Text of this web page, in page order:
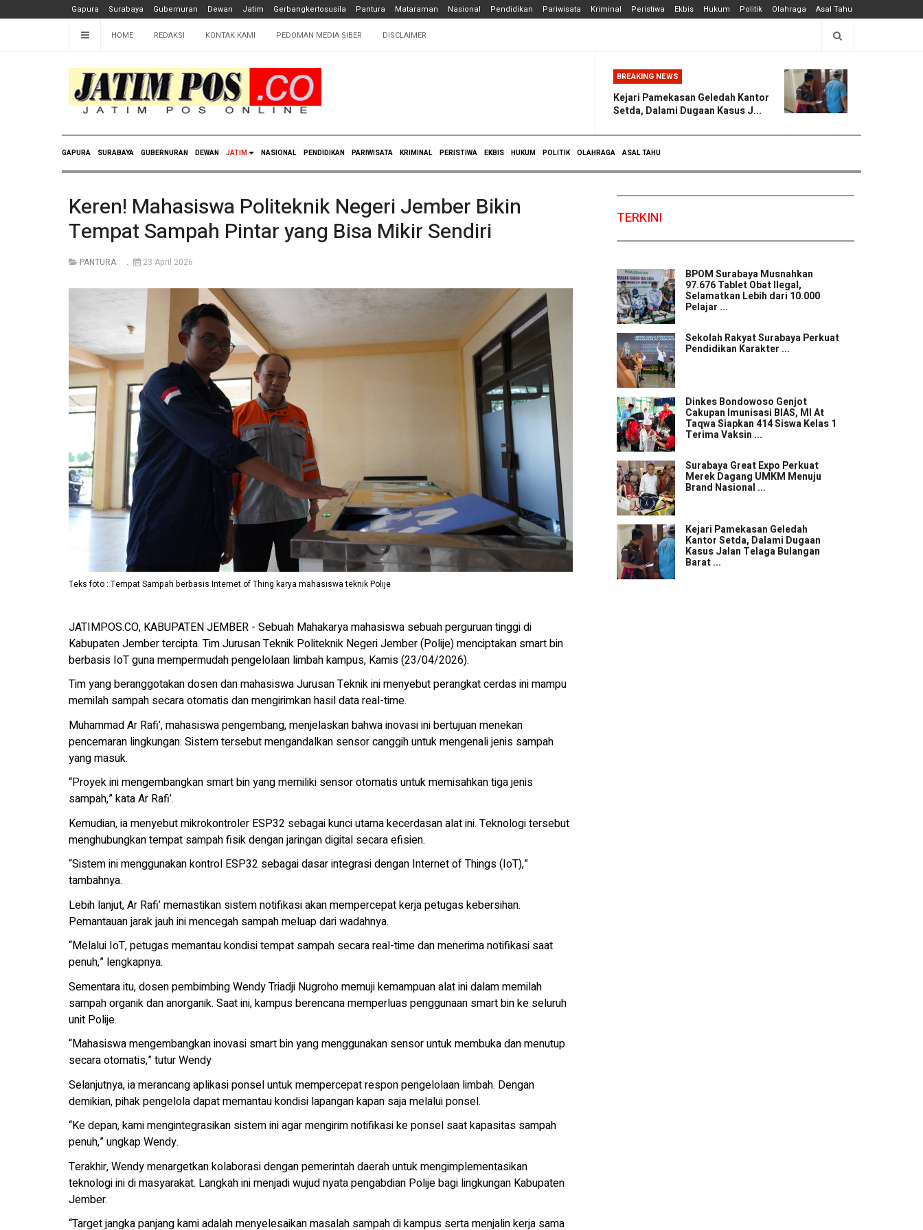
Gapura Surabaya Gubernuran Dewan Jatim Gerbangkertosusila Pantura Mataraman Nasional Pendidikan Pariwisata Kriminal Peristiwa Ekbis Hukum Politik Olahraga Asal Tahu
HOME REDAKSI KONTAK KAMI PEDOMAN MEDIA SIBER DISCLAIMER
BREAKING NEWS
Kejari Pamekasan Geledah Kantor
Setda, Dalami Dugaan Kasus J...
GAPURA SURABAYA GUBERNURAN DEWAN JATIM NASIONAL PENDIDIKAN PARIWISATA KRIMINAL PERISTIWA EKBIS HUKUM POLITIK OLAHRAGA ASAL TAHU
Keren! Mahasiswa Politeknik Negeri Jember Bikin
Tempat Sampah Pintar yang Bisa Mikir Sendiri
PANTURA 23 April 2026
Teks foto : Tempat Sampah berbasis Internet of Thing karya mahasiswa teknik Polije
JATIMPOS.CO, KABUPATEN JEMBER - Sebuah Mahakarya mahasiswa sebuah perguruan tinggi di
Kabupaten Jember tercipta. Tim Jurusan Teknik Politeknik Negeri Jember (Polije) menciptakan smart bin
berbasis IoT guna mempermudah pengelolaan limbah kampus, Kamis (23/04/2026).
Tim yang beranggotakan dosen dan mahasiswa Jurusan Teknik ini menyebut perangkat cerdas ini mampu
memilah sampah secara otomatis dan mengirimkan hasil data real-time.
Muhammad Ar Rafi’, mahasiswa pengembang, menjelaskan bahwa inovasi ini bertujuan menekan
pencemaran lingkungan. Sistem tersebut mengandalkan sensor canggih untuk mengenali jenis sampah
yang masuk.
“Proyek ini mengembangkan smart bin yang memiliki sensor otomatis untuk memisahkan tiga jenis
sampah,” kata Ar Rafi’.
Kemudian, ia menyebut mikrokontroler ESP32 sebagai kunci utama kecerdasan alat ini. Teknologi tersebut
menghubungkan tempat sampah fisik dengan jaringan digital secara efisien.
“Sistem ini menggunakan kontrol ESP32 sebagai dasar integrasi dengan Internet of Things (IoT),”
tambahnya.
Lebih lanjut, Ar Rafi’ memastikan sistem notifikasi akan mempercepat kerja petugas kebersihan.
Pemantauan jarak jauh ini mencegah sampah meluap dari wadahnya.
“Melalui IoT, petugas memantau kondisi tempat sampah secara real-time dan menerima notifikasi saat
penuh,” lengkapnya.
Sementara itu, dosen pembimbing Wendy Triadji Nugroho memuji kemampuan alat ini dalam memilah
sampah organik dan anorganik. Saat ini, kampus berencana memperluas penggunaan smart bin ke seluruh
unit Polije.
“Mahasiswa mengembangkan inovasi smart bin yang menggunakan sensor untuk membuka dan menutup
secara otomatis,” tutur Wendy
Selanjutnya, ia merancang aplikasi ponsel untuk mempercepat respon pengelolaan limbah. Dengan
demikian, pihak pengelola dapat memantau kondisi lapangan kapan saja melalui ponsel.
“Ke depan, kami mengintegrasikan sistem ini agar mengirim notifikasi ke ponsel saat kapasitas sampah
penuh,” ungkap Wendy.
Terakhir, Wendy menargetkan kolaborasi dengan pemerintah daerah untuk mengimplementasikan
teknologi ini di masyarakat. Langkah ini menjadi wujud nyata pengabdian Polije bagi lingkungan Kabupaten
Jember.
“Target jangka panjang kami adalah menyelesaikan masalah sampah di kampus serta menjalin kerja sama
TERKINI
BPOM Surabaya Musnahkan
97.676 Tablet Obat Ilegal,
Selamatkan Lebih dari 10.000
Pelajar ...
Sekolah Rakyat Surabaya Perkuat
Pendidikan Karakter ...
Dinkes Bondowoso Genjot
Cakupan Imunisasi BIAS, MI At
Taqwa Siapkan 414 Siswa Kelas 1
Terima Vaksin ...
Surabaya Great Expo Perkuat
Merek Dagang UMKM Menuju
Brand Nasional ...
Kejari Pamekasan Geledah
Kantor Setda, Dalami Dugaan
Kasus Jalan Telaga Bulangan
Barat ...